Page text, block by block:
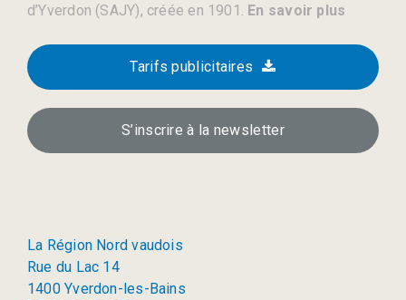
d’Yverdon (SAJY), créée en 1901. En savoir plus
Tarifs publicitaires
S’inscrire à la newsletter
La Région Nord vaudois
Rue du Lac 14
1400 Yverdon-les-Bains